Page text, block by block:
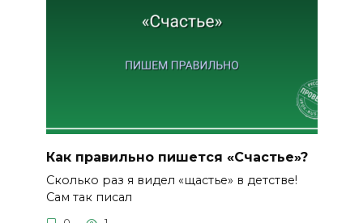
Как правильно пишется «Счастье»?
Сколько раз я видел «щастье» в детстве!
Сам так писал